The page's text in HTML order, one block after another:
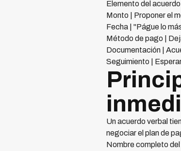
Elemento del
Monto | Proponer el
Fecha | "Págue lo
Método de pago |
Documentación |
Seguimiento |
Un acuerdo verbal
negociar el plan de
Nombre completo